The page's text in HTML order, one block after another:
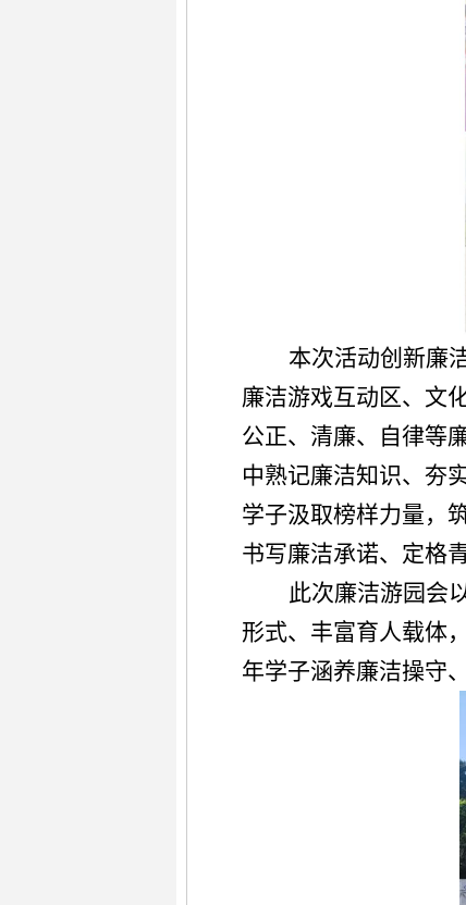
本次活动创新廉
廉洁游戏互动区、文
公正、清廉、自律等
中熟记廉洁知识、夯
学子汲取榜样力量，
书写廉洁承诺、定格
此次廉洁游园会
形式、丰富育人载体
年学子涵养廉洁操守